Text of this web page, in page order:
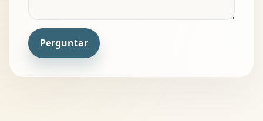
Perguntar